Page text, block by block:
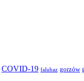
COVID-19 falubaz gorzów